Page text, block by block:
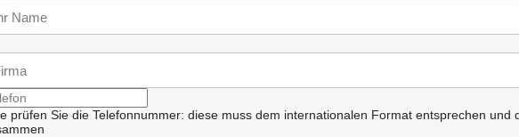
prüfen Sie die Telefonnummer: diese muss dem internationalen Format entsprechen und